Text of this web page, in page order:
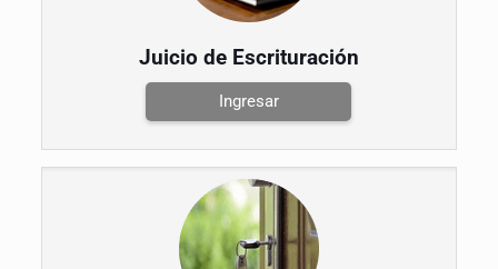
Juicio de Escrituración
Ingresar